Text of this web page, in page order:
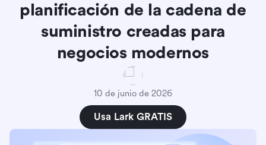
planificación de la cadena de
suministro creadas para
negocios modernos
10 de junio de 2026
Usa Lark GRATIS